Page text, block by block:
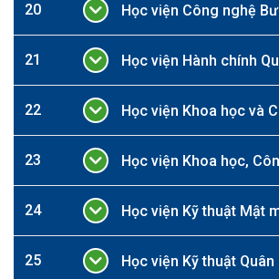
20 Học viện Công nghệ
21 Học viện Hành chính
22 Học viện Khoa học và
23 Học viện Khoa học,
24 Học viện Kỹ thuật Mật
25 Học viện Kỹ thuật